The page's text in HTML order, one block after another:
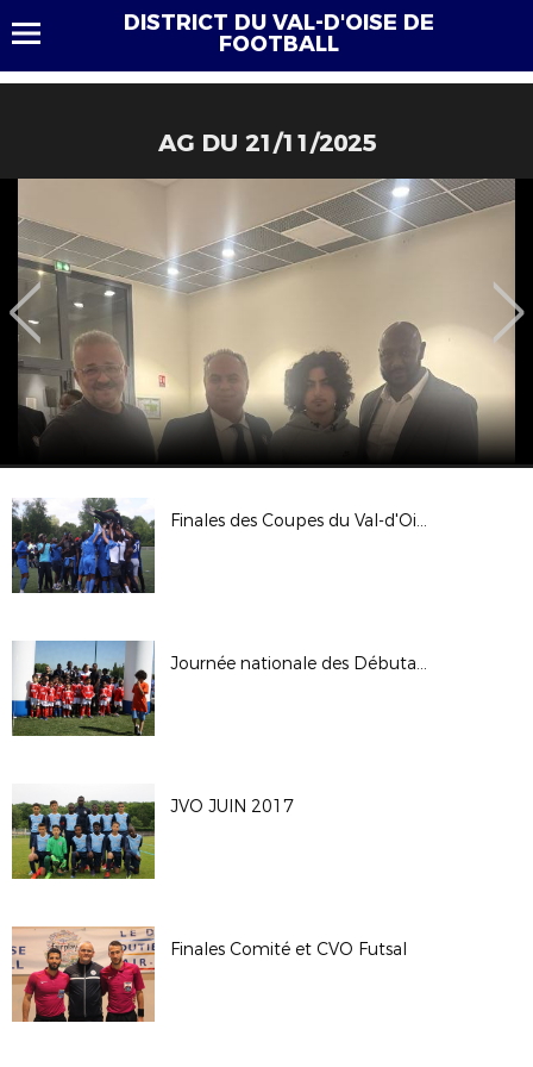
DISTRICT DU VAL-D'OISE DE
FOOTBALL
AG DU 21/11/2025
Finales des Coupes du Val-d'Oise 2017
Journée nationale des Débutants 2017
JVO JUIN 2017
Finales Comité et CVO Futsal